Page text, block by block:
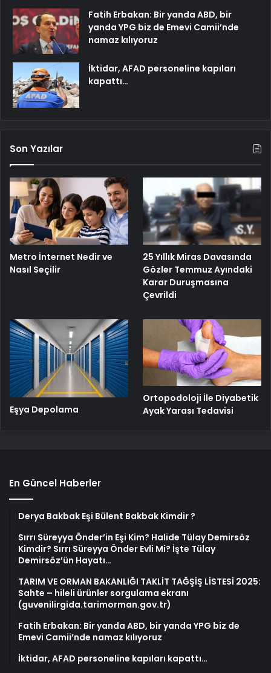
Fatih Erbakan: Bir yanda ABD, bir
yanda YPG biz de Emevi Camii’nde
namaz kılıyoruz
İktidar, AFAD personeline kapıları
kapattı…
Son Yazılar
Metro İnternet Nedir ve
Nasıl Seçilir
25 Yıllık Miras Davasında
Gözler Temmuz Ayındaki
Karar Duruşmasına
Çevrildi
Eşya Depolama
Ortopodoloji İle Diyabetik
Ayak Yarası Tedavisi
En Güncel Haberler
Derya Bakbak Eşi Bülent Bakbak Kimdir ?
Sırrı Süreyya Önder’in Eşi Kim? Halide Tülay Demirsöz
Kimdir? Sırrı Süreyya Önder Evli Mi? İşte Tülay
Demirsöz’ün Hayatı…
TARIM VE ORMAN BAKANLIĞI TAKLİT TAĞŞİŞ LİSTESİ 2025:
Sahte – hileli ürünler sorgulama ekranı
(guvenilirgida.tarimorman.gov.tr)
Fatih Erbakan: Bir yanda ABD, bir yanda YPG biz de
Emevi Camii’nde namaz kılıyoruz
İktidar, AFAD personeline kapıları kapattı…